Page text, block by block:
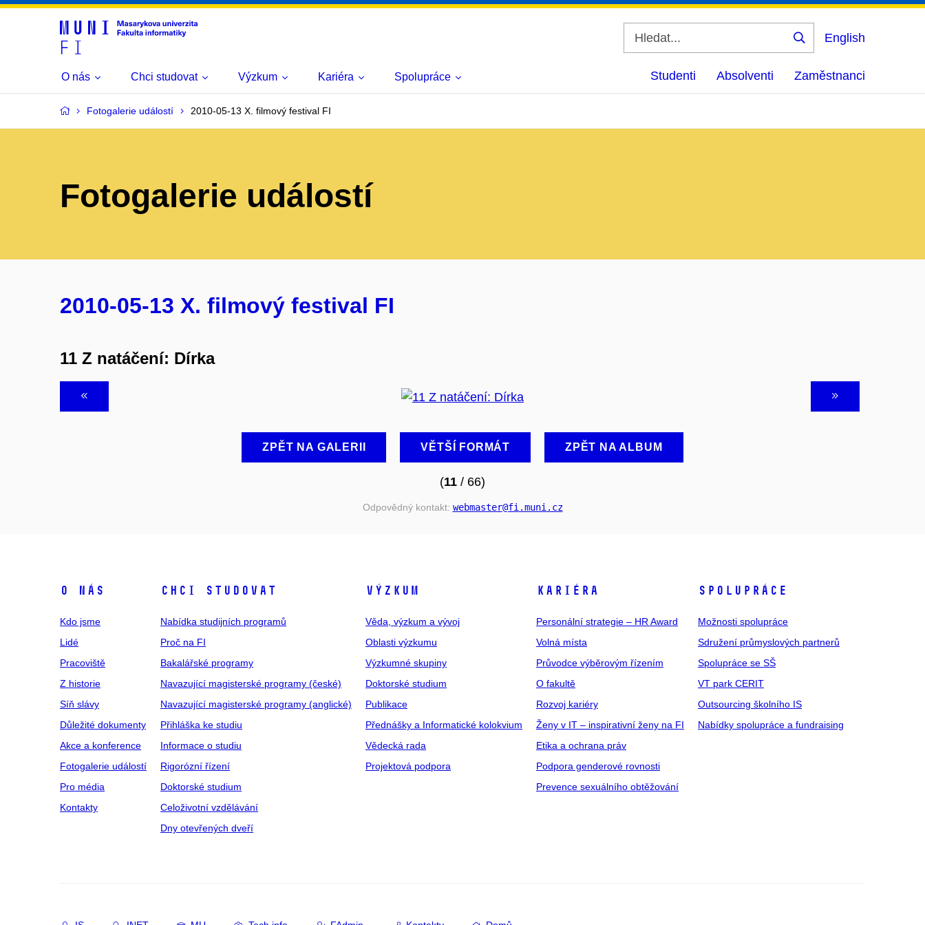
Vyhledat
English
O nás Chci studovat Výzkum Kariéra Spolupráce Studenti Absolventi Zaměstnanci
Fotogalerie událostí 2010-05-13 X. filmový festival FI
Fotogalerie událostí
2010-05-13 X. filmový festival FI
11 Z natáčení: Dírka
ZPĚT NA GALERII VĚTŠÍ FORMÁT ZPĚT NA ALBUM
(11 / 66)
Odpovědný kontakt: webmaster@fi .muni .cz
O NÁS
Kdo jsme
Lidé
Pracoviště
Z historie
Síň slávy
Důležité dokumenty
Akce a konference
Fotogalerie událostí
Pro média
Kontakty
CHCI STUDOVAT
Nabídka studijních programů
Proč na FI
Bakalářské programy
Navazující magisterské programy (české)
Navazující magisterské programy (anglické)
Přihláška ke studiu
Informace o studiu
Rigorózní řízení
Doktorské studium
Celoživotní vzdělávání
Dny otevřených dveří
VÝZKUM
Věda, výzkum a vývoj
Oblasti výzkumu
Výzkumné skupiny
Doktorské studium
Publikace
Přednášky a Informatické kolokvium
Vědecká rada
Projektová podpora
KARIÉRA
Personální strategie – HR Award
Volná místa
Průvodce výběrovým řízením
O fakultě
Rozvoj kariéry
Ženy v IT – inspirativní ženy na FI
Etika a ochrana práv
Podpora genderové rovnosti
Prevence sexuálního obtěžování
SPOLUPRÁCE
Možnosti spolupráce
Sdružení průmyslových partnerů
Spolupráce se SŠ
VT park CERIT
Outsourcing školního IS
Nabídky spolupráce a fundraising